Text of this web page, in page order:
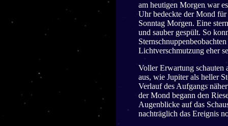
am heutigen Morgen war
Uhr bedeckte der Mond
Sonntag Morgen. Eine
und sauber gespült. So
Lichtverschmutzung eher
Voller Erwartung schauten
aus, wie Jupiter als heller
Verlauf des Aufgangs
der Mond begann den
Augenblicke auf das
nachträglich das Ereignis